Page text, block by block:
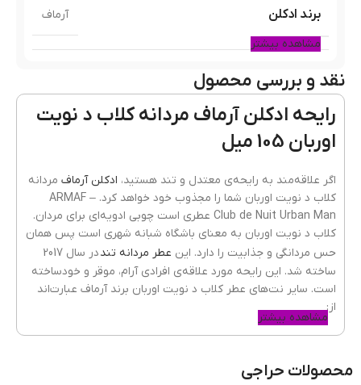
برند ادکلن آرماف
سال ساخت عطر
نوع عطر
کشور مبدا برند امارات
پراکندگی بسیار خوب
مشاهده بیشتر
نقد و بررسی محصول
رایحه ادکلن آرماف مردانه کلاب د نویت
اوربان 105 میل
اگر علاقه‌مند به رایحه‌ی معتدل و تند هستید، ادکلن آرماف مردانه
کلاب د نویت اوربان شما را مجذوب خود خواهد کرد. ARMAF –
Club de Nuit Urban Man عطری است چوبی ادویه‌ای برای مردان.
کلاب د نویت اوربان به معنای باشگاه شبانه شهری است پس همان
حس مردانگی و جذابیت را دارد. این عطر مردانه تند
در سال 2017
ساخته شد. این رایحه مورد علاقه‌ی افرادی آرام، موقر و خودساخته
است. سایر نت‌های عطر کلاب د نویت اوربان برند آرماف عبارت‌اند
از:
نت‌های ابتدایی: هل، نعناع، ترنج، گریپ فروت
نت های پایه: خره بلوط، چوب صندل، وتیور، پاتچولی
مشاهده بیشتر
محصولات حراجی